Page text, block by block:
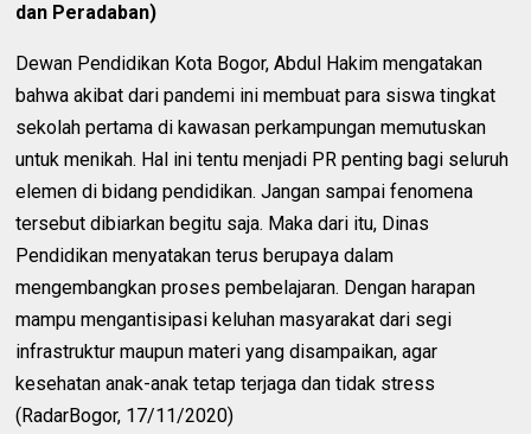
dan Peradaban)
Dewan Pendidikan Kota Bogor, Abdul Hakim mengatakan
bahwa akibat dari pandemi ini membuat para siswa tingkat
sekolah pertama di kawasan perkampungan memutuskan
untuk menikah. Hal ini tentu menjadi PR penting bagi seluruh
elemen di bidang pendidikan. Jangan sampai fenomena
tersebut dibiarkan begitu saja. Maka dari itu, Dinas
Pendidikan menyatakan terus berupaya dalam
mengembangkan proses pembelajaran. Dengan harapan
mampu mengantisipasi keluhan masyarakat dari segi
infrastruktur maupun materi yang disampaikan, agar
kesehatan anak-anak tetap terjaga dan tidak stress
(RadarBogor, 17/11/2020)